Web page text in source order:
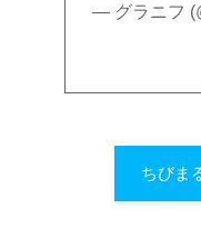
— グラニフ
ちびま